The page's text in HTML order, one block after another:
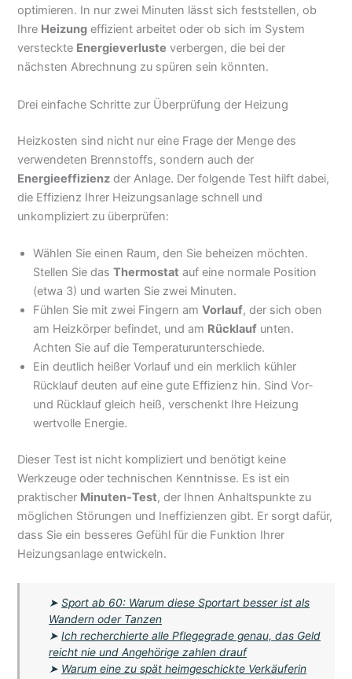
optimieren. In nur zwei Minuten lässt sich feststellen, ob
Ihre Heizung effizient arbeitet oder ob sich im System
versteckte Energieverluste verbergen, die bei der
nächsten Abrechnung zu spüren sein könnten.
Drei einfache Schritte zur Überprüfung der Heizung
Heizkosten sind nicht nur eine Frage der Menge des
verwendeten Brennstoffs, sondern auch der
Energieeffizienz der Anlage. Der folgende Test hilft dabei,
die Effizienz Ihrer Heizungsanlage schnell und
unkompliziert zu überprüfen:
Wählen Sie einen Raum, den Sie beheizen möchten.
Stellen Sie dasThermostat auf eine normale Position
(etwa 3) und warten Sie zwei Minuten.
Fühlen Sie mit zwei Fingern amVorlauf, der sich oben
am Heizkörper befindet, und am Rücklauf unten.
Achten Sie auf die Temperaturunterschiede.
Ein deutlich heißer Vorlauf und ein merklich kühler
Rücklauf deuten auf eine gute Effizienz hin. Sind Vor-
und Rücklauf gleich heiß, verschenkt Ihre Heizung
wertvolle Energie.
Dieser Test ist nicht kompliziert und benötigt keine
Werkzeuge oder technischen Kenntnisse. Es ist ein
praktischer Minuten-Test, der Ihnen Anhaltspunkte zu
möglichen Störungen und Ineffizienzen gibt. Er sorgt dafür,
dass Sie ein besseres Gefühl für die Funktion Ihrer
Heizungsanlage entwickeln.
➤Sport ab 60: Warum diese Sportart besser ist als
Wandern oder Tanzen
➤Ich recherchierte alle Pflegegrade genau, das Geld
reicht nie und Angehörige zahlen drauf
➤ Warum eine zu spät heimgeschickte Verkäuferin